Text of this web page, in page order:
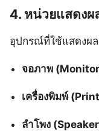
4. หน่วยแสดง
อุปกรณ์ที่ใช้แสดงผ
จอภาพ
เครื่องพิมพ์
ลำโพง